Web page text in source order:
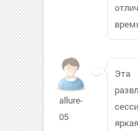
allure-
05